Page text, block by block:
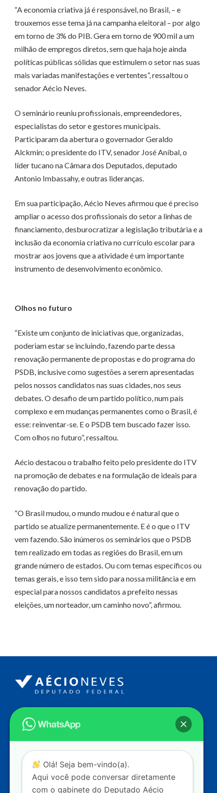
“A economia criativa já é responsável, no Brasil, – e
trouxemos esse tema já na campanha eleitoral – por algo
em torno de 3% do PIB. Gera em torno de 900 mil a um
milhão de empregos diretos, sem que haja hoje ainda
políticas públicas sólidas que estimulem o setor nas suas
mais variadas manifestações e vertentes”, ressaltou o
senador Aécio Neves.
O seminário reuniu profissionais, empreendedores,
especialistas do setor e gestores municipais.
Participaram da abertura o governador Geraldo
Alckmin; o presidente do ITV, senador José Aníbal, o
líder tucano na Câmara dos Deputados, deputado
Antonio Imbassahy, e outras lideranças.
Em sua participação, Aécio Neves afirmou que é preciso
ampliar o acesso dos profissionais do setor a linhas de
financiamento, desburocratizar a legislação tributária e a
inclusão da economia criativa no currículo escolar para
mostrar aos jovens que a atividade é um importante
instrumento de desenvolvimento econômico.
Olhos no futuro
“Existe um conjunto de iniciativas que, organizadas,
poderiam estar se incluindo, fazendo parte dessa
renovação permanente de propostas e do programa do
PSDB, inclusive como sugestões a serem apresentadas
pelos nossos candidatos nas suas cidades, nos seus
debates. O desafio de um partido político, num país
complexo e em mudanças permanentes como o Brasil, é
esse: reinventar-se. E o PSDB tem buscado fazer isso.
Com olhos no futuro”, ressaltou.
Aécio destacou o trabalho feito pelo presidente do ITV
na promoção de debates e na formulação de ideais para
renovação do partido.
“O Brasil mudou, o mundo mudou e é natural que o
partido se atualize permanentemente. E é o que o ITV
vem fazendo. São inúmeros os seminários que o PSDB
tem realizado em todas as regiões do Brasil, em um
grande número de estados. Ou com temas específicos ou
temas gerais, e isso tem sido para nossa militância e em
especial para nossos candidatos a prefeito nessas
eleições, um norteador, um caminho novo”, afirmou.
Endereço
Câmara dos Deputados
Ed. Principal, Ala C – Gabinete
Contato
dep.aecioneves@camara.leg.br
+55 (61) 3215-5964
Olá! Seja bem-vindo(a).
Aqui você pode conversar diretamente
com o gabinete do Deputado Aécio